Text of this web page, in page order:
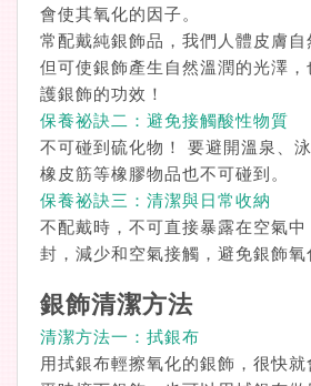
會使其氧化的因子。
常配戴純銀飾品，我們人體皮膚
但可使銀飾產生自然溫潤的光澤
護銀飾的功效！
保養祕訣二：避免接觸酸性物質
不可碰到硫化物！ 要避開溫泉、
橡皮筋等橡膠物品也不可碰到。
保養祕訣三：清潔與日常收納
不配戴時，不可直接暴露在空氣
封，減少和空氣接觸，避免銀飾氧
銀飾清潔方法
清潔方法一：拭銀布
用拭銀布輕擦氧化的銀飾，很快就